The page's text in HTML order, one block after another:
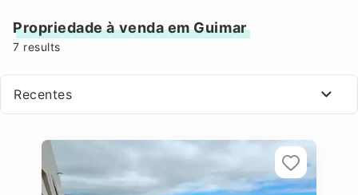
Propriedade à venda em Guimar
7 results
Recentes